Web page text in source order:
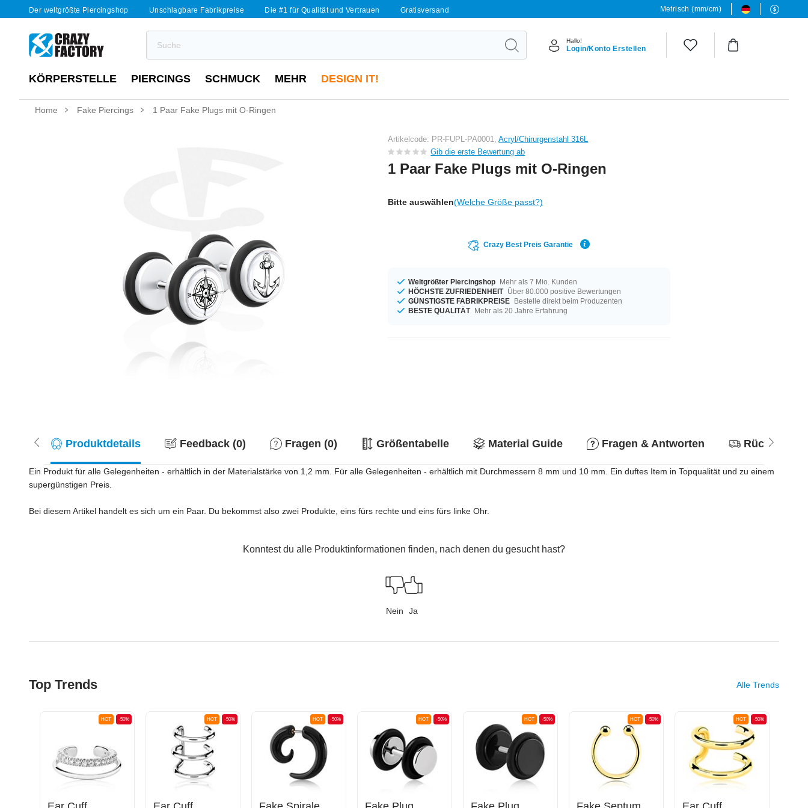
Der weltgrößte Piercingshop Unschlagbare Fabrikpreise Die #1 für Qualität und Vertrauen Gratisversand Metrisch (mm/cm)
Hallo!
Login/Konto Erstellen
KÖRPERSTELLE PIERCINGS SCHMUCK MEHR DESIGN IT!
Home Fake Piercings 1 Paar Fake Plugs mit O-Ringen
Artikelcode: PR-FUPL-PA0001,Acryl/Chirurgenstahl 316L
Gib die erste Bewertung ab
1 Paar Fake Plugs mit O-Ringen
Bitte auswählen(Welche Größe passt?)
Crazy Best Preis Garantie
Weltgrößter Piercingshop Mehr als 7 Mio. Kunden
HÖCHSTE ZUFRIEDENHEIT Über 80.000 positive Bewertungen
GÜNSTIGSTE FABRIKPREISE Bestelle direkt beim Produzenten
BESTE QUALITÄT Mehr als 20 Jahre Erfahrung
Produktdetails Feedback (0) Fragen (0) Größentabelle Material Guide Fragen & Antworten
Ein Produkt für alle Gelegenheiten - erhältlich in der Materialstärke von 1,2 mm. Für alle Gelegenheiten - erhältlich mit Durchmessern 8 mm und 10 mm. Ein duftes Item in Topqualität und zu einem
supergünstigen Preis.
Bei diesem Artikel handelt es sich um ein Paar. Du bekommst also zwei Produkte, eins fürs rechte und eins fürs linke Ohr.
Konntest du alle Produktinformationen finden, nach denen du gesucht hast?
Nein Ja
Top Trends Alle Trends
-50%
HOT -50%
HOT -50%
HOT -50%
HOT -50%
HOT -50%
HOT -50%
HOT